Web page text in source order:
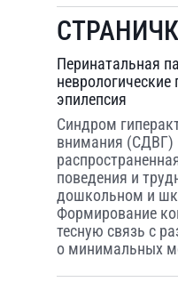
Перинатальная
эпилепсия
Синдром
внимания (СДВГ)
поведения и
дошкольном и
Формирование
тесную связь с
о минимальных